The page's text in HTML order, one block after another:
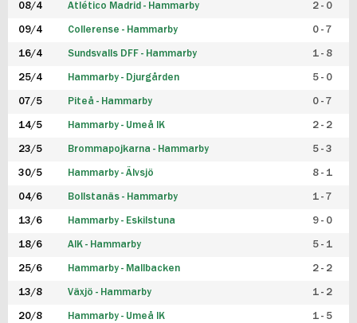
08/4 Atlético Madrid - Hammarby 2 - 0
09/4 Collerense - Hammarby 0 - 7
16/4 Sundsvalls DFF - Hammarby 1 - 8
25/4 Hammarby - Djurgården 5 - 0
07/5 Piteå - Hammarby 0 - 7
14/5 Hammarby - Umeå IK 2 - 2
23/5 Brommapojkarna - Hammarby 5 - 3
30/5 Hammarby - Älvsjö 8 - 1
04/6 Bollstanäs - Hammarby 1 - 7
13/6 Hammarby - Eskilstuna 9 - 0
18/6 AIK - Hammarby 5 - 1
25/6 Hammarby - Mallbacken 2 - 2
13/8 Växjö - Hammarby 1 - 2
20/8 Hammarby - Umeå IK 1 - 5